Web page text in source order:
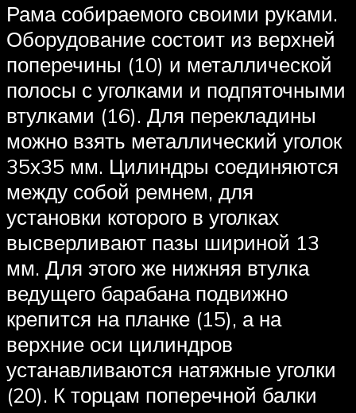
Рама собираемого своими руками.
Оборудование состоит из верхней
поперечины (10) и металлической
полосы с уголками и подпяточными
втулками (16). Для перекладины
можно взять металлический уголок
35х35 мм. Цилиндры соединяются
между собой ремнем, для
установки которого в уголках
высверливают пазы шириной 13
мм. Для этого же нижняя втулка
ведущего барабана подвижно
крепится на планке (15), а на
верхние оси цилиндров
устанавливаются натяжные уголки
(20). К торцам поперечной балки